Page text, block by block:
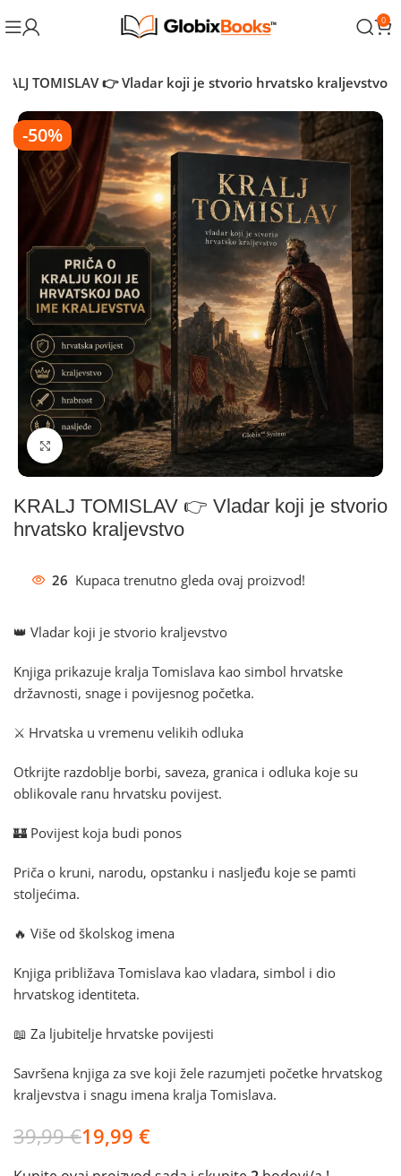
0
TOMISLAV 👉 Vladar koji je stvorio hrvatsko kraljevstvo
-50%
Klikni za povećanje
KRALJ TOMISLAV 👉 Vladar koji je stvorio
hrvatsko kraljevstvo
26 Kupaca trenutno gleda ovaj proizvod!
👑 Vladar koji je stvorio kraljevstvo
Knjiga prikazuje kralja Tomislava kao simbol hrvatske
državnosti, snage i povijesnog početka.
⚔️ Hrvatska u vremenu velikih odluka
Otkrijte razdoblje borbi, saveza, granica i odluka koje su
oblikovale ranu hrvatsku povijest.
🏰 Povijest koja budi ponos
Priča o kruni, narodu, opstanku i nasljeđu koje se pamti
stoljećima.
🔥 Više od školskog imena
Knjiga približava Tomislava kao vladara, simbol i dio
hrvatskog identiteta.
📖 Za ljubitelje hrvatske povijesti
Savršena knjiga za sve koji žele razumjeti početke hrvatskog
kraljevstva i snagu imena kralja Tomislava.
39,99€19,99 €